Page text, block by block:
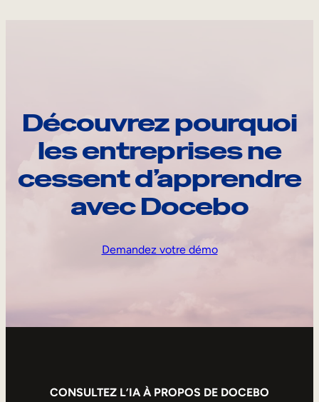
Découvrez pourquoi
les entreprises ne
cessent d’apprendre
avec Docebo
Demandez votre démo
CONSULTEZ L’IA À PROPOS DE DOCEBO